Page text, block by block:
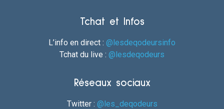
Tchat et Infos
L’info en direct : @lesdeqodeursinfo
Tchat du live : @lesdeqodeurs
Réseaux sociaux
Twitter : @les_deqodeurs